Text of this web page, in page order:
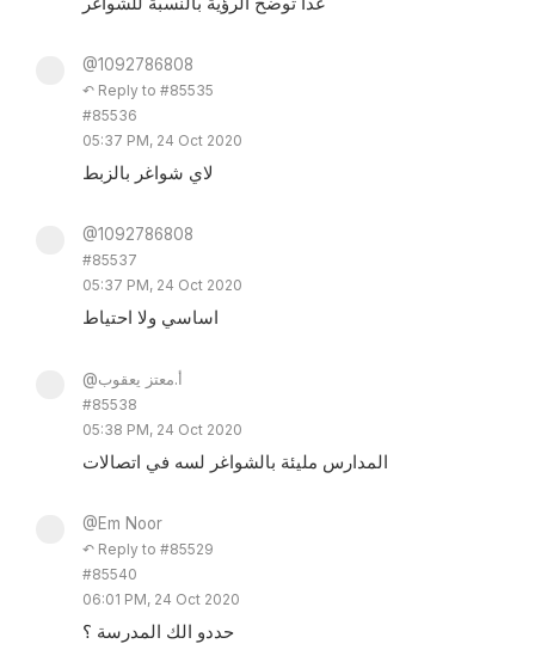
@1092786808
↶ Reply to #85535
#85536
05:37 PM, 24 Oct 2020
لاي شواغر بالزبط
@1092786808
#85537
05:37 PM, 24 Oct 2020
اساسي ولا احتياط
@أ.معتز يعقوب
#85538
05:38 PM, 24 Oct 2020
المدارس مليئة بالشواغر لسه في اتصالات
@Em Noor
↶ Reply to #85529
#85540
06:01 PM, 24 Oct 2020
حددو الك المدرسة ؟